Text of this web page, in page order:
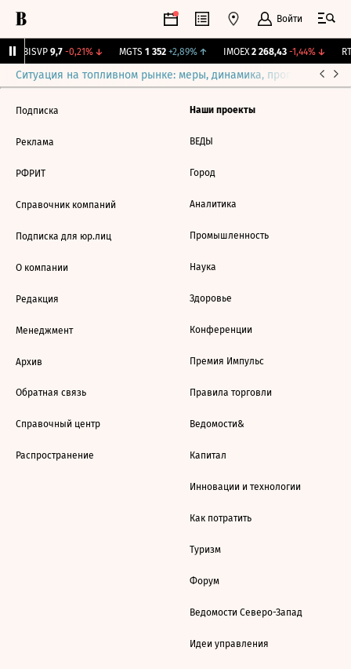
Войти
BISVP 9,7 -0,21%↓ MGTS 1 352 +2,89%↑ IMOEX 2 268,43 -1,44%↓
Ситуация на топливном рынке: меры, динамика, прогнозы
Подписка
Реклама
РФРИТ
Справочник компаний
Подписка для юр.лиц
О компании
Редакция
Менеджмент
Архив
Обратная связь
Справочный центр
Распространение
Наши проекты
ВЕДЫ
Город
Аналитика
Промышленность
Наука
Здоровье
Конференции
Премия Импульс
Правила торговли
Ведомости&
Капитал
Инновации и технологии
Как потратить
Туризм
Форум
Ведомости Северо-Запад
Идеи управления